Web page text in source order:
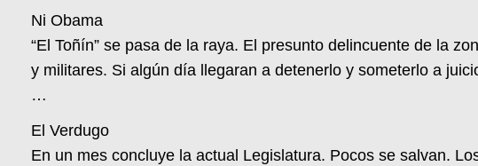
Ni Obama
“El Toñín” se pasa de la raya. El presunto delincuente de la
y militares. Si algún día llegaran a detenerlo y someterlo a
…
El Verdugo
En un mes concluye la actual Legislatura. Pocos se salvan.